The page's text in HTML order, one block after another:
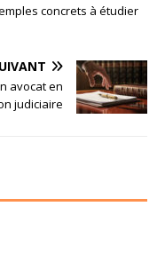
concrets à étudier
avocat en
judiciaire